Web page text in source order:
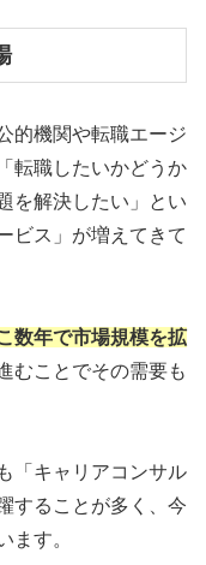
的機関や転職エージ
転職したいかどうか
を解決したい」とい
ビス」が増えてきて
数年で市場規模を拡
むことでその需要も
「キャリアコンサル
することが多く、今
ます。